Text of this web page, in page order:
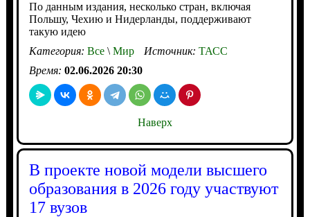
По данным издания, несколько стран, включая
Польшу, Чехию и Нидерланды, поддерживают
такую идею
Категория: Все\Мир Источник: ТАСС
Время: 02.06.2026 20:30
Наверх
В проекте новой модели высшего
образования в 2026 году участвуют
17 вузов